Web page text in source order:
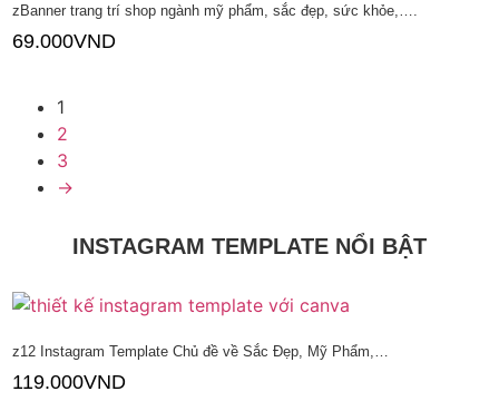
zBanner trang trí shop ngành mỹ phẩm, sắc đẹp, sức khỏe,….
69.000VND
1
2
3
→
INSTAGRAM TEMPLATE NỔI BẬT
z12 Instagram Template Chủ đề về Sắc Đẹp, Mỹ Phẩm,…
119.000VND